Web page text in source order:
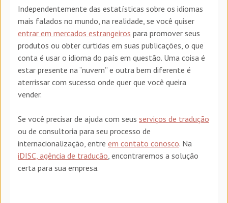
Independentemente das estatísticas sobre os idiomas
mais falados no mundo, na realidade, se você quiser
entrar em mercados estrangeiros para promover seus
produtos ou obter curtidas em suas publicações, o que
conta é usar o idioma do país em questão. Uma coisa é
estar presente na “nuvem” e outra bem diferente é
aterrissar com sucesso onde quer que você queira
vender.
Se você precisar de ajuda com seus serviços de tradução
ou de consultoria para seu processo de
internacionalização, entre em contato conosco. Na
iDISC, agência de tradução, encontraremos a solução
certa para sua empresa.